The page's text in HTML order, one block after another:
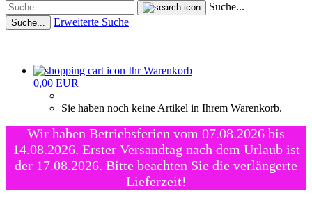
Suche...
Suche... Erweiterte Suche
Ihr Warenkorb
0,00 EUR
Sie haben noch keine Artikel in Ihrem Warenkorb.
Wir haben Betriebsferien vom 07.08.2026 bis
14.08.2026. Erster Versandtag nach dem Urlaub ist
der 17.08.2026. Bitte beachten Sie die verlängerte
Lieferzeit!